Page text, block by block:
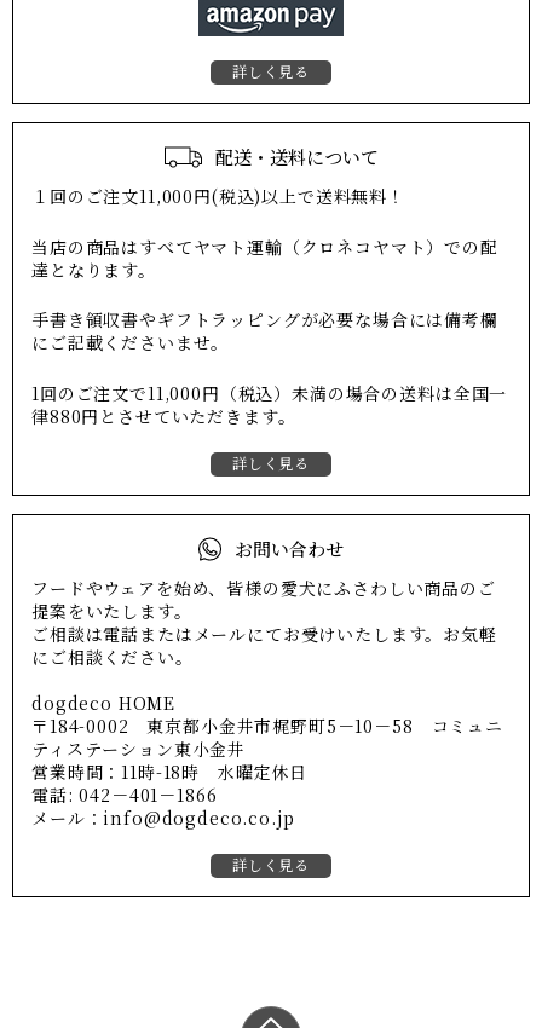
詳しく見る
配送・送料について
１回のご注文11,000円(税込)以上で送料無料！
当店の商品はすべてヤマト運輸（クロネコヤマト）での配
達となります。
手書き領収書やギフトラッピングが必要な場合には備考欄
にご記載くださいませ。
1回のご注文で11,000円（税込）未満の場合の送料は全国一
律880円とさせていただきます。
詳しく見る
お問い合わせ
フードやウェアを始め、皆様の愛犬にふさわしい商品のご
提案をいたします。
ご相談は電話またはメールにてお受けいたします。お気軽
にご相談ください。
dogdeco HOME
〒184-0002 東京都小金井市梶野町5－10－58 コミュニ
ティステーション東小金井
営業時間：11時-18時 水曜定休日
電話: 042－401－1866
メール：info@dogdeco.co.jp
詳しく見る